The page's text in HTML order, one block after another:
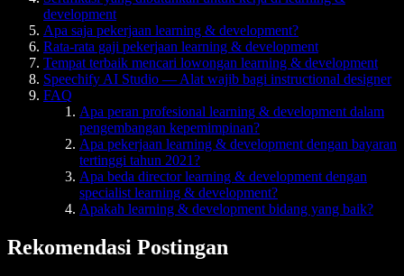
development
Apa saja pekerjaan learning & development?
Rata-rata gaji pekerjaan learning & development
Tempat terbaik mencari lowongan learning & development
Speechify AI Studio — Alat wajib bagi instructional designer
FAQ
Apa peran profesional learning & development dalam
pengembangan kepemimpinan?
Apa pekerjaan learning & development dengan bayaran
tertinggi tahun 2021?
Apa beda director learning & development dengan
specialist learning & development?
Apakah learning & development bidang yang baik?
Rekomendasi Postingan